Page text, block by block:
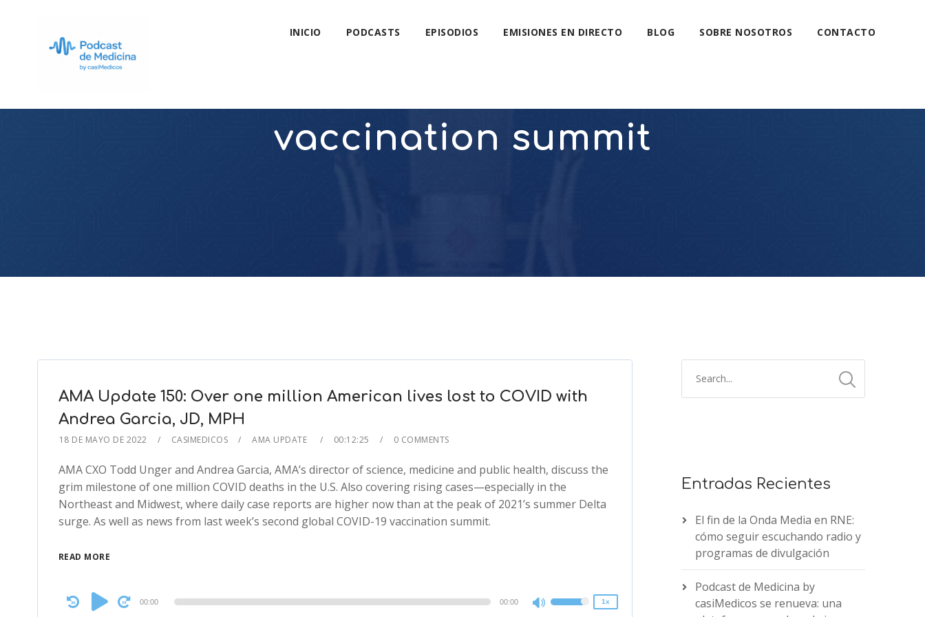
INICIO PODCASTS EPISODIOS EMISIONES EN DIRECTO BLOG SOBRE NOSOTROS CONTACTO
vaccination summit
AMA Update 150: Over one million American lives lost to COVID with
Andrea Garcia, JD, MPH
18 DE MAYO DE 2022 CASIMEDICOS AMA UPDATE 00:12:25 0 COMMENTS
AMA CXO Todd Unger and Andrea Garcia, AMA’s director of science, medicine and public health, discuss the
grim milestone of one million COVID deaths in the U.S. Also covering rising cases—especially in the
Northeast and Midwest, where daily case reports are higher now than at the peak of 2021’s summer Delta
surge. As well as news from last week’s second global COVID-19 vaccination summit.
READ MORE
Audio
Player
00:00 00:00
Use
1x
Entradas Recientes
El fin de la Onda Media en RNE:
cómo seguir escuchando radio y
programas de divulgación
Podcast de Medicina by
casiMedicos se renueva: una